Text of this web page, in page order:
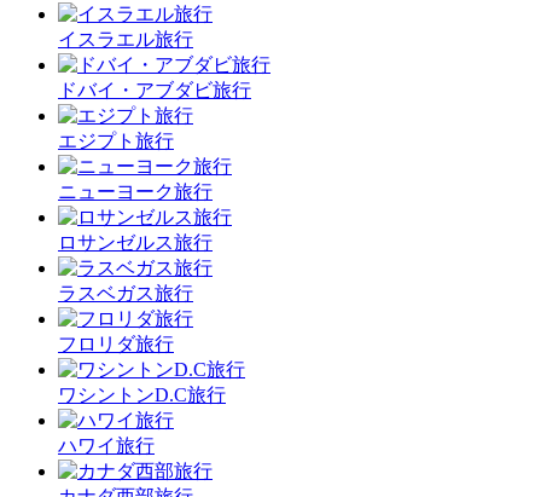
イスラエル旅行
ドバイ・アブダビ旅行
エジプト旅行
ニューヨーク旅行
ロサンゼルス旅行
ラスベガス旅行
フロリダ旅行
ワシントンD.C旅行
ハワイ旅行